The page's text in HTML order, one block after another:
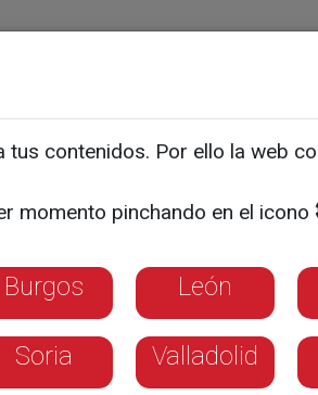
la prioridad
los
descanso no disfrutado
privilegio general
tus contenidos. Por ello la web
momento pinchando en el icono
Burgos León
Soria Valladolid